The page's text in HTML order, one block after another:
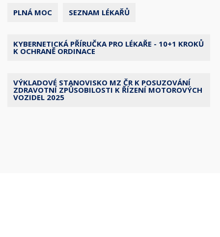
PLNÁ MOC SEZNAM LÉKAŘŮ
KYBERNETICKÁ PŘÍRUČKA PRO LÉKAŘE - 10+1 KROKŮ
K OCHRANĚ ORDINACE
VÝKLADOVÉ STANOVISKO MZ ČR K POSUZOVÁNÍ
ZDRAVOTNÍ ZPŮSOBILOSTI K ŘÍZENÍ MOTOROVÝCH
VOZIDEL 2025